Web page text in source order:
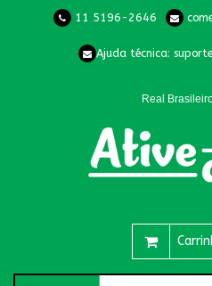
11 5196-2646
Ajuda técnica:
Real